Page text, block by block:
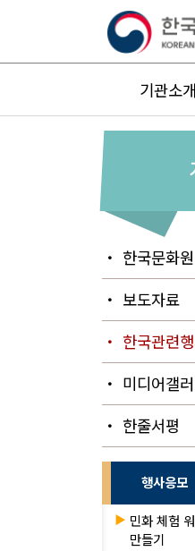
기관소개
・ 한국문화
・ 보도자료
・ 한국관련
・ 미디어갤
・ 한줄서평
행사응모
▶ 민화 체험
만들기